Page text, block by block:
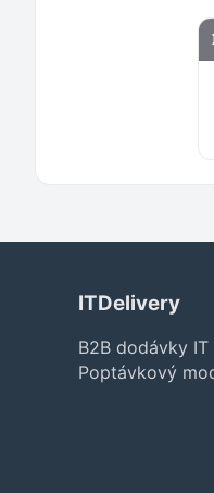
ITDelivery
B2B dodávky
Poptávkový